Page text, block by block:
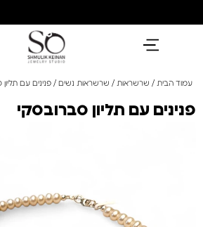
עמוד הבית / שרשראות / שרשראות נשים / פנינים עם
פנינים עם תליון סברובסקי